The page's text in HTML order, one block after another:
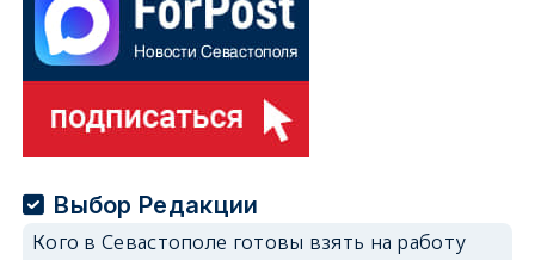
Выбор Редакции
Кого в Севастополе готовы взять на работу